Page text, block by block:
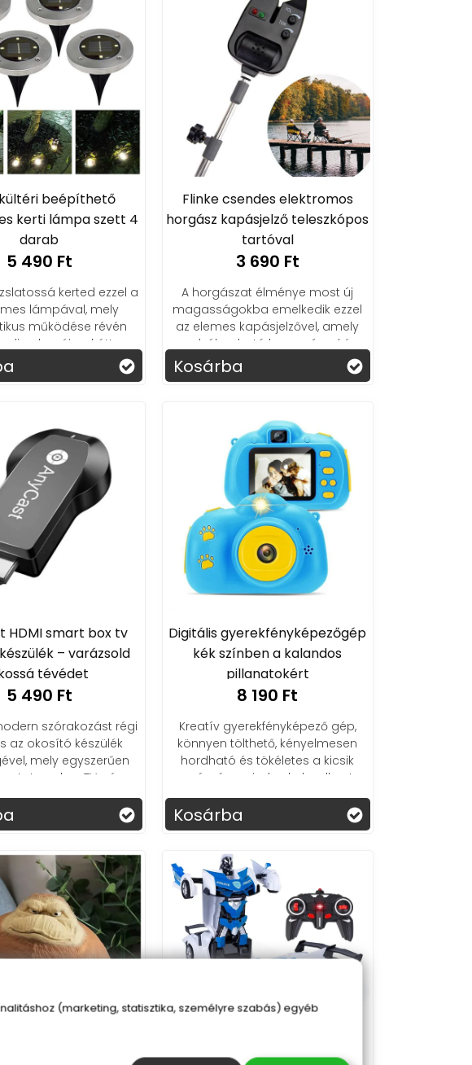
beépíthető
kerti lámpa szett 4
darab
5 490 Ft
kerted ezzel a
lámpával, mely
működése révén
el az éjszakát!
Flinke csendes elektromos
horgász kapásjelző teleszkópos
tartóval
3 690 Ft
A horgászat élménye most új
magasságokba emelkedik ezzel
az elemes kapásjelzővel, amely
szabályozható hangszínnel és
teleszkópos állvánnyal érkezik. A
csendes mód és a LED visszajelzés
Kosárba
HDMI smart box tv
– varázsold
tévédet
5 490 Ft
szórakozást régi
az okosító készülék
mely egyszerűen
okos TV-vé
régi készülékedet!
Digitális gyerekfényképezőgép
kék színben a kalandos
pillanatokért
8 190 Ft
Kreatív gyerekfényképező gép,
könnyen tölthető, kényelmesen
hordható és tökéletes a kicsik
számára minden kalandhoz!
Kosárba
(marketing, statisztika, személyre szabás) egyéb